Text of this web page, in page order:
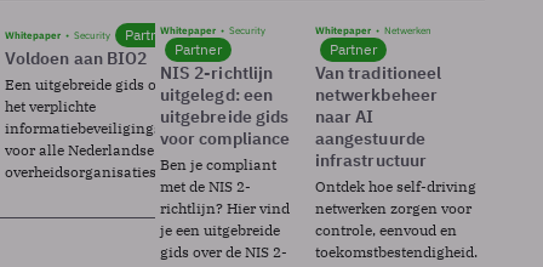
Whitepaper Security Partner
Voldoen aan BIO2
Een uitgebreide gids over BIO2,
het verplichte
informatiebeveiligingsframework
voor alle Nederlandse
overheidsorganisaties.
Whitepaper Security
Partner
NIS 2-richtlijn
uitgelegd: een
uitgebreide gids
voor compliance
Ben je compliant
met de NIS 2-
richtlijn? Hier vind
je een uitgebreide
gids over de NIS 2-
Whitepaper Netwerken
Partner
Van traditioneel
netwerkbeheer
naar AI
aangestuurde
infrastructuur
Ontdek hoe self-driving
netwerken zorgen voor
controle, eenvoud en
toekomstbestendigheid.